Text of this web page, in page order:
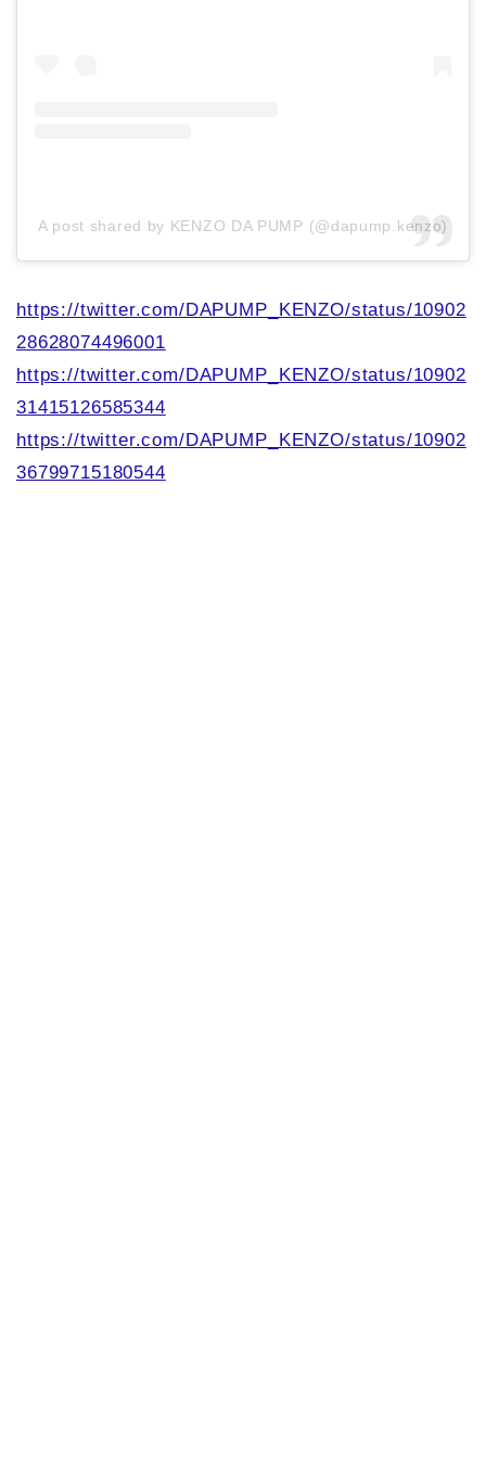
A post shared by KENZO DA PUMP (@dapump.kenzo)
https://twitter.com/DAPUMP_KENZO/status/10902
28628074496001
https://twitter.com/DAPUMP_KENZO/status/10902
31415126585344
https://twitter.com/DAPUMP_KENZO/status/10902
36799715180544